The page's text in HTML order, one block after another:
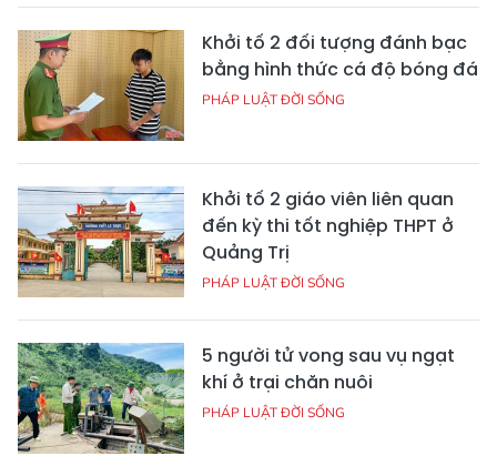
Khởi tố 2 đối tượng đánh bạc
bằng hình thức cá độ bóng đá
PHÁP LUẬT ĐỜI SỐNG
Khởi tố 2 giáo viên liên quan
đến kỳ thi tốt nghiệp THPT ở
Quảng Trị
PHÁP LUẬT ĐỜI SỐNG
5 người tử vong sau vụ ngạt
khí ở trại chăn nuôi
PHÁP LUẬT ĐỜI SỐNG